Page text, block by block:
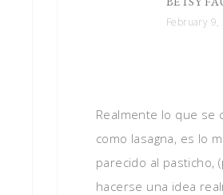
February 9,
Realmente lo que se
como lasagna, es lo
parecido al pasticho,
hacerse una idea